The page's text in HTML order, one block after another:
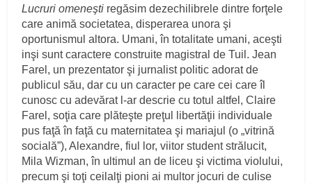
Lucruri omeneşti regăsim dezechilibrele dintre forţele
care animă societatea, disperarea unora şi
oportunismul altora. Umani, în totalitate umani, aceşti
inşi sunt caractere construite magistral de Tuil. Jean
Farel, un prezentator şi jurnalist politic adorat de
publicul său, dar cu un caracter pe care cei care îl
cunosc cu adevărat l-ar descrie cu totul altfel, Claire
Farel, soţia care plăteşte preţul libertăţii individuale
pus faţă în faţă cu maternitatea şi mariajul (o „vitrină
socială”), Alexandre, fiul lor, viitor student strălucit,
Mila Wizman, în ultimul an de liceu şi victima violului,
precum şi toţi ceilalţi pioni ai multor jocuri de culise